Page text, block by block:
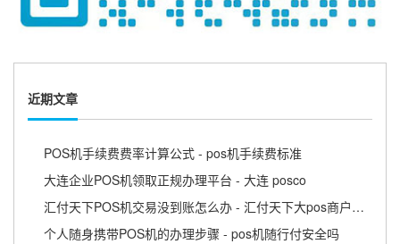
近期文章
POS机手续费费率计算公式 - pos机手续费标准
大连企业POS机领取正规办理平台 - 大连 posco
汇付天下POS机交易没到账怎么办 - 汇付天下大pos商户版APP
个人随身携带POS机的办理步骤 - pos机随行付安全吗